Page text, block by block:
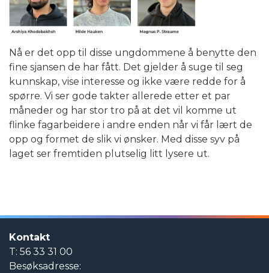
Nå er det opp til disse ungdommene å benytte den
fine sjansen de har fått. Det gjelder å suge til seg
kunnskap, vise interesse og ikke være redde for å
spørre. Vi ser gode takter allerede etter et par
måneder og har stor tro på at det vil komme ut
flinke fagarbeidere i andre enden når vi får lært de
opp og formet de slik vi ønsker. Med disse syv på
laget ser fremtiden plutselig litt lysere ut.
Kontakt
T: 56 33 31 00
Besøksadresse: